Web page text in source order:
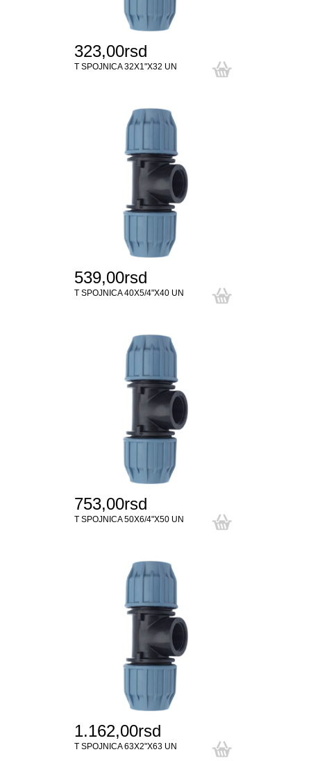
323,00rsd
T SPOJNICA 32X1"X32 UN
539,00rsd
T SPOJNICA 40X5/4"X40 UN
753,00rsd
T SPOJNICA 50X6/4"X50 UN
1.162,00rsd
T SPOJNICA 63X2"X63 UN